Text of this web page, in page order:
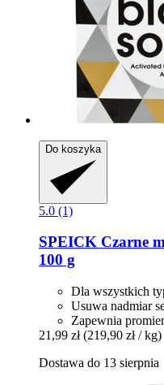
Do koszyka
5.0 (1)
SPEICK Czarne
100 g
Dla wszystkich
Usuwa nadmiar
Zapewnia
21,99 zł (219,90 zł / kg)
Dostawa do 13 sierpnia